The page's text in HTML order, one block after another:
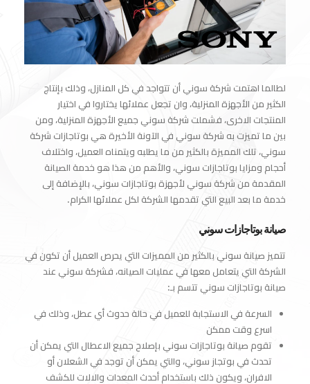
لطالما اهتمت شركة سوني أن تتواجد في كل المنازل، وذلك بإنتاج
الكثير من الأجهزة المنزلية، وان تجعل عملائها يختاروا في اختيار
المنتجات الاخرى، فشملت شركة سوني جميع الأجهزة المنزلية، ومن
بين ما تميزت به شركة سوني في الآونة الأخيرة هي بوتاجازات شركة
سوني، تلك المميزة بالكثير من ما يطلبه ويتمناه العميل، واختلاف
أحجام ومزايا بوتاجازات سوني، والأهم من هذا هو خدمة الصيانة
المقدمة من شركة سوني لأجهزة بوتاجازات سوني، بالإضافة إلى
خدمة ما بعد البيع التي تقدمها الشركة لكل عملائها الكرام.
صيانة بوتاجازات سوني
تتميز صيانة سوني بالكثير من المميزات التي يحرص العميل أن تكون في
الشركة التي يتعامل معها في عمليات الصيانه، فشركة سوني عند
صيانة بوتاجازات سوني تتسم بـ:
السرعة في الاستجابة للعميل في حالة حدوث أي عطل، وذلك في
اسرع وقت ممكن
تقوم صيانة بوتاجازات سوني بإصلاح جميع الاعطال التي يمكن أن
تحدث في بوتجاز سوني، والتي يمكن أن توجد في الشعلان أو
الافران، ويكون ذلك باستخدام أحدث المعدات والالات للكشف